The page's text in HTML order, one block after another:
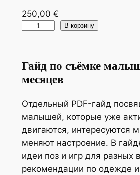
250,00 €
и
ч
с
т
в
о
т
о
В корзину
Гайд по съёмке
месяцев
Отдельный PDF-гайд
малышей, которые уже
двигаются, интересуются
меняют настроение. В
идеи поз и игр для разных
рекомендации по одежде и